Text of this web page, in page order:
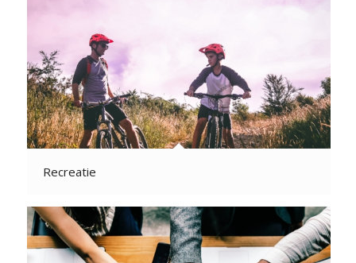
Recreatie